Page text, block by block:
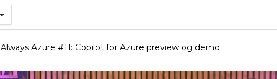
Always Azure #11: Copilot for Azure preview og demo